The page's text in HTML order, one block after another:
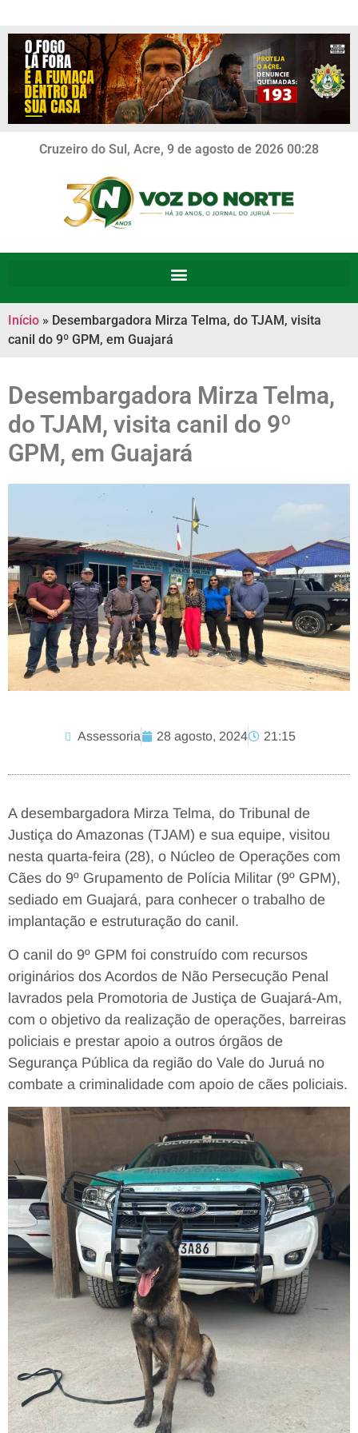
Cruzeiro do Sul, Acre, 9 de agosto de 2026 00:28
Início » Desembargadora Mirza Telma, do TJAM, visita
canil do 9º GPM, em Guajará
Desembargadora Mirza Telma,
do TJAM, visita canil do 9º
GPM, em Guajará
Assessoria 28 agosto, 2024 21:15
A desembargadora Mirza Telma, do Tribunal de
Justiça do Amazonas (TJAM) e sua equipe, visitou
nesta quarta-feira (28), o Núcleo de Operações com
Cães do 9º Grupamento de Polícia Militar (9º GPM),
sediado em Guajará, para conhecer o trabalho de
implantação e estruturação do canil.
O canil do 9º GPM foi construído com recursos
originários dos Acordos de Não Persecução Penal
lavrados pela Promotoria de Justiça de Guajará-Am,
com o objetivo da realização de operações, barreiras
policiais e prestar apoio a outros órgãos de
Segurança Pública da região do Vale do Juruá no
combate a criminalidade com apoio de cães policiais.